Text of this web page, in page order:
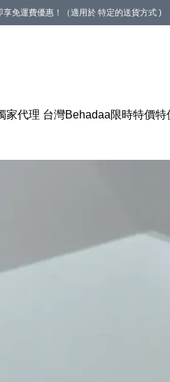
免運費優惠！（適用於 特定的送貨方式 )
家代理 台灣Behadaa限時特價特